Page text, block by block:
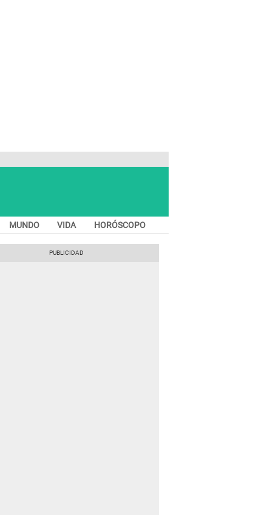
MUNDO VIDA HORÓSCOPO